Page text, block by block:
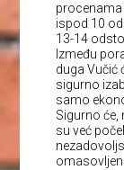
ispod 10
13-14
Između
duga Vučić
sigurno
samo
Sigurno će,
su već